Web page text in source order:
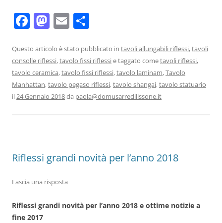
F
c
e
b
o
M
st
o
d
o
E
ai
l
n
di
vi
di
Questo articolo è stato pubblicato in tavoli allungabili riflessi,tavoli
consolle riflessi,tavolo fissi riflessie taggato cometavoli riflessi,
tavolo ceramica,tavolo fissi riflessi,tavolo laminam,Tavolo
Manhattan,tavolo pegaso riflessi,tavolo shangai,tavolo statuario
il24 Gennaio 2018da paola@domusarredilissone.it
Riflessi grandi novità per l’anno 2018
Lascia una risposta
Riflessi grandi novità per l’anno 2018 e ottime notizie a
fine 2017